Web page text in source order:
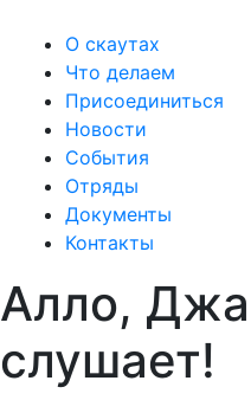
О скаутах
Что делаем
Присоединиться
Новости
События
Отряды
Документы
Контакты
Алло,
слушает!